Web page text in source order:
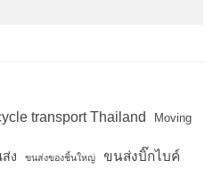
transport Thailand Moving
ง ขนส่งของชิ้นใหญ่ ขนส่งบิ๊กไบค์